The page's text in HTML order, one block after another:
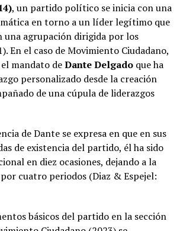
, un partido político se inicia con una
en torno a un líder legítimo que
una agrupación dirigida por los
En el caso de Movimiento Ciudadano,
mandato deDante Delgadoque ha
personalizado desde la creación
de una cúpula de liderazgos
de Dante se expresa en que en sus
de existencia del partido, él ha sido
en diez ocasiones, dejando a la
cuatro periodos (Diaz & Espejel:
básicos del partido en la sección